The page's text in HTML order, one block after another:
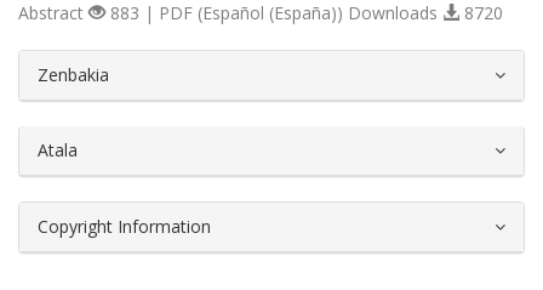
Abstract 883 | PDF (Español (España)) Downloads 8720
Zenbakia
Atala
Copyright Information